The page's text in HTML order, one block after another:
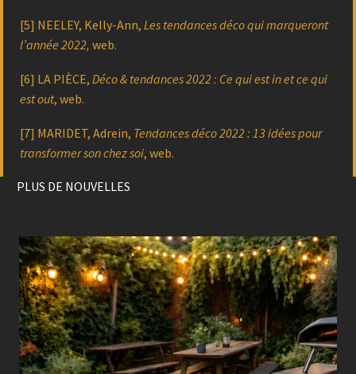
[5] NEELEY, Kelly-Ann, Les tendances déco qui marqueront
l’année 2022, web.
[6] LA PIÈCE, Déco & tendances 2022 : Ce qui est in et ce qui
est out, web.
[7] MARIDET, Adrein, Tendances déco 2022 : 13 idées pour
transformer son chez soi, web.
PLUS DE NOUVELLES